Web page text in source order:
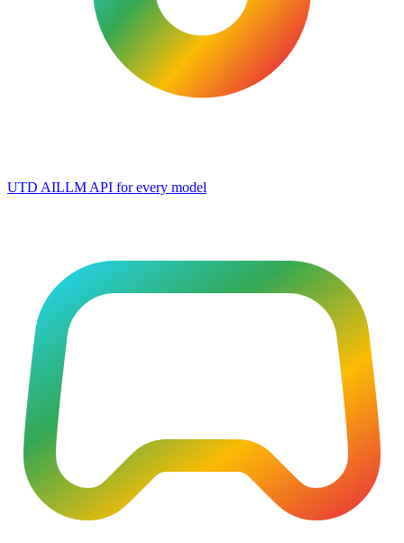
UTD AILLM API for every model